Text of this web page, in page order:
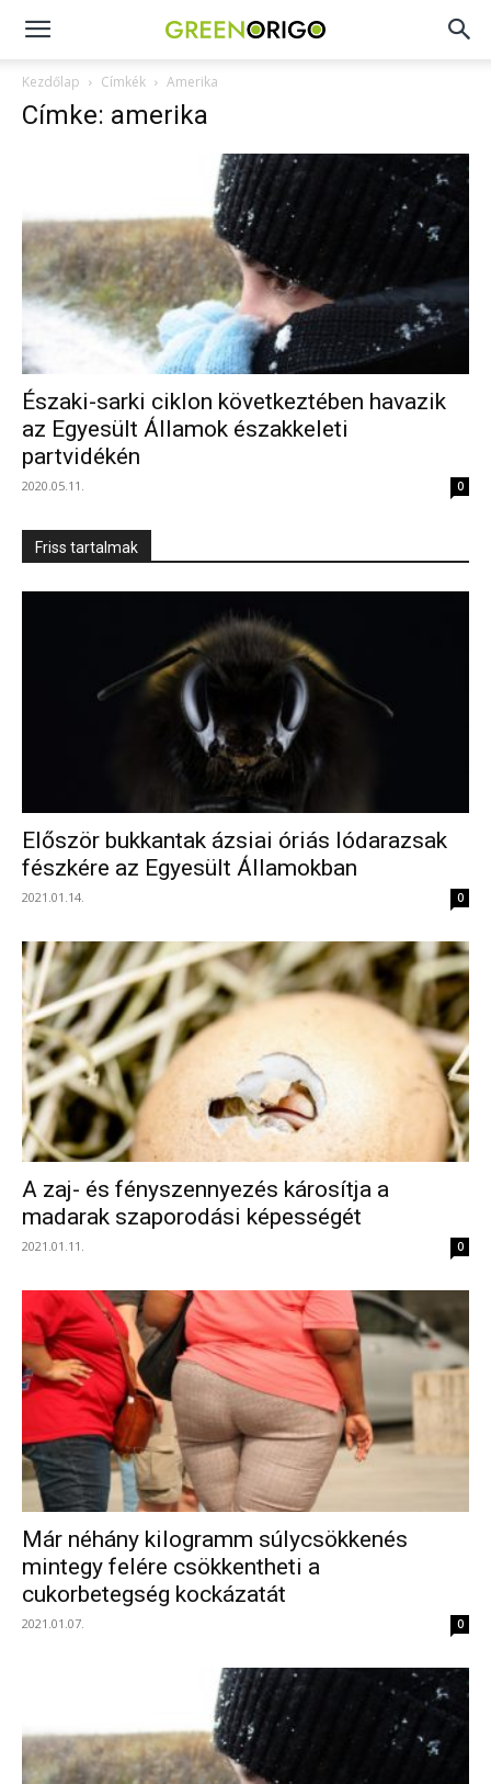
Green
Origo
portál
Kezdőlap Címkék Amerika
Címke: amerika
Északi-sarki ciklon következtében havazik
az Egyesült Államok északkeleti
partvidékén
2020.05.11. 0
Friss tartalmak
Először bukkantak ázsiai óriás lódarazsak
fészkére az Egyesült Államokban
2021.01.14. 0
A zaj- és fényszennyezés károsítja a
madarak szaporodási képességét
2021.01.11. 0
Már néhány kilogramm súlycsökkenés
mintegy felére csökkentheti a
cukorbetegség kockázatát
2021.01.07. 0